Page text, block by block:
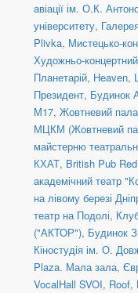
авіації ім. О.К.
університету,
Plivka, Мистецько-
Художньо-
Планетарій, Heaven,
Президент, Будинок
М17, Жовтневий
МЦКМ (Жовтневий
майстерню
КХАТ, British Pub
академічний театр
на лівому березі
театр на Подолі,
("АКТОР"), Будинок
Кіностудія ім. О.
Plaza. Мала зала,
VocalHall SVOI, Roof,